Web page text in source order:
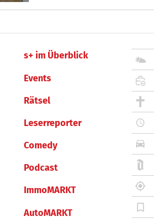
s+ im Überblick
Events
Rätsel
Leserreporter
Comedy
Podcast
ImmoMARKT
AutoMARKT